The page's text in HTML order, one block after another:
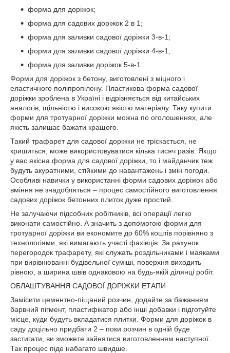
форма для доріжок;
форма для садових доріжок 2 в 1;
форма для заливки садової доріжки 3-в-1;
форми для заливки садової доріжки 4-в-1;
форма для заливки доріжок 5-в-1.
Форми для доріжок з бетону, виготовлені з міцного і
еластичного поліпропілену. Пластикова форма садової
доріжки зроблена в Україні і відрізняється від китайських
аналогів, щільністю і високою якістю матеріалу. Таку купити
форми для тротуарної доріжки можна по оголошеннях, але
якість залишає бажати кращого.
Такий трафарет для садової доріжки не тріскається, не
кришиться, може використовуватися кілька тисяч разів. Якщо
у вас якісна форма для садової доріжки, то і майданчик теж
будуть акуратними, стійкими до навантажень і змін погоди.
Особливі навички у використанні форми садових доріжок або
вміння не знадобляться – процес самостійного виготовлення
садових доріжок бетонних плиток дуже простий.
Не залучаючи підсобних робітників, всі операції легко
виконати самостійно. А значить з допомогою форми для
тротуарної доріжки ви економите до 60% коштів порівняно з
технологіями, які вимагають участі фахівців. За рахунок
перегородок трафарету, які служать роздільниками і маяками
при вирівнюванні будівельної суміші, поверхня виходить
рівною, а ширина швів однаковою на будь-якій ділянці робіт.
ОБЛАШТУВАННЯ САДОВОЇ ДОРІЖКИ ЕТАПИ
Замісити цементно-піщаний розчин, додайте за бажанням
барвний пігмент, пластифікатор або інші добавки і підготуйте
місце, куди будуть вкладатися плитки. Форми для доріжок в
саду доцільно придбати 2 – поки розчин в одній буде
застигати, ви зможете зайнятися виготовленням наступної.
Так процес піде набагато швидше.